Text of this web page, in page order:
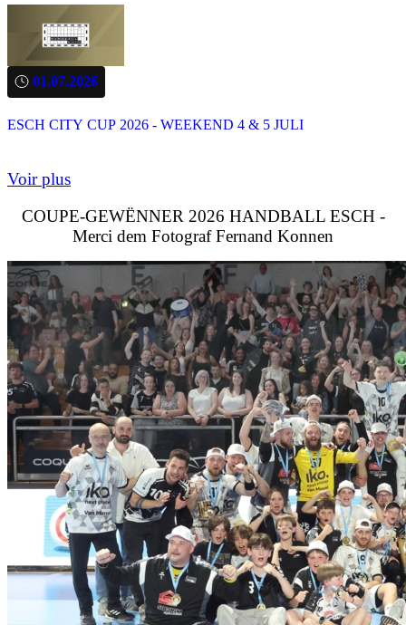
01.07.2026
ESCH CITY CUP 2026 - WEEKEND 4 & 5 JULI
Voir plus
COUPE-GEWËNNER 2026 HANDBALL ESCH -
Merci dem Fotograf Fernand Konnen